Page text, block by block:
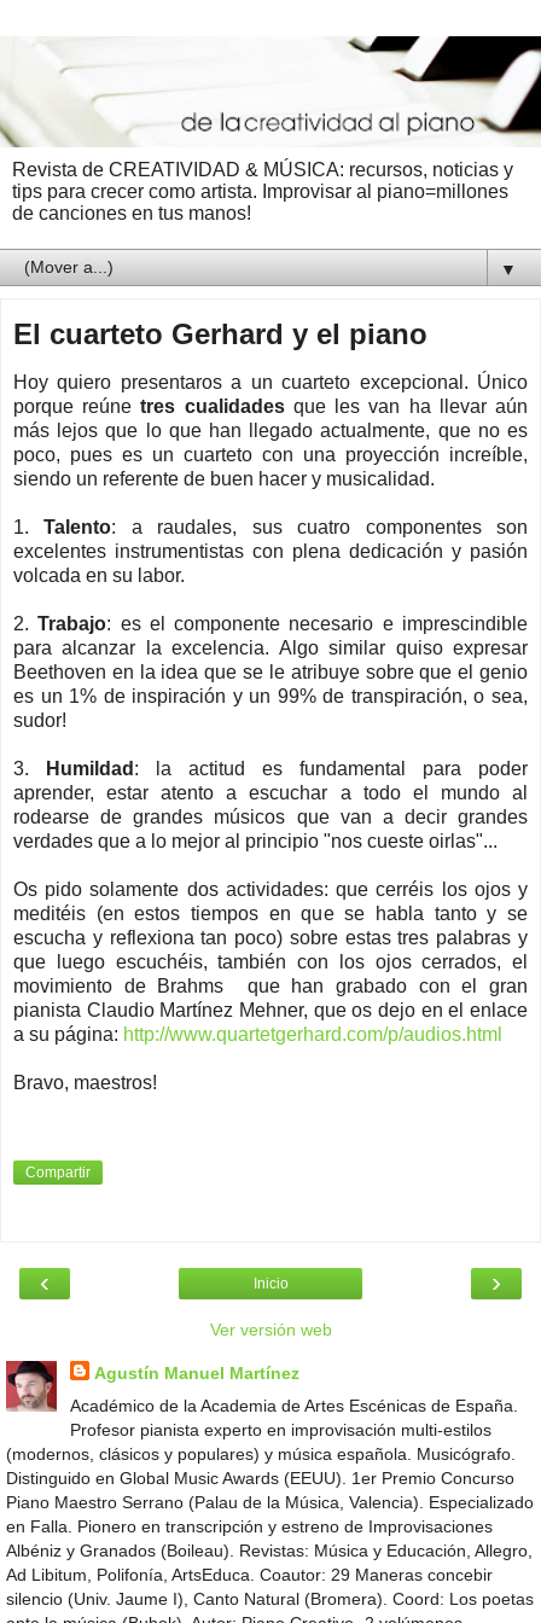
Revista de CREATIVIDAD & MÚSICA: recursos, noticias y
tips para crecer como artista. Improvisar al piano=millones
de canciones en tus manos!
▼
El cuarteto Gerhard y el piano
Hoy quiero presentaros a un cuarteto excepcional. Único
porque reúnetres cualidades que les van ha llevar aún
más lejos que lo que han llegado actualmente, que no es
poco, pues es un cuarteto con una proyección increíble,
siendo un referente de buen hacer y musicalidad.
1.Talento: a raudales, sus cuatro componentes son
excelentes instrumentistas con plena dedicación y pasión
volcada en su labor.
2. Trabajo: es el componente necesario e imprescindible
para alcanzar la excelencia. Algo similar quiso expresar
Beethoven en la idea que se le atribuye sobre que el genio
es un 1% de inspiración y un 99% de transpiración, o sea,
sudor!
3. Humildad : la actitud es fundamental para poder
aprender, estar atento a escuchar a todo el mundo al
rodearse de grandes músicos que van a decir grandes
verdades que a lo mejor al principio "nos cueste oirlas"...
Os pido solamente dos actividades: que cerréis los ojos y
meditéis (en estos tiempos en que se habla tanto y se
escucha y reflexiona tan poco) sobre estas tres palabras y
que luego escuchéis, también con los ojos cerrados, el
movimiento de Brahms que han grabado con el gran
pianista Claudio Martínez Mehner, que os dejo en el enlace
a su página: http://www.quartetgerhard.com/p/audios.html
Bravo, maestros!
Compartir
‹ ›
Inicio
Ver versión web
Agustín Manuel Martínez
Académico de la Academia de Artes Escénicas de España.
Profesor pianista experto en improvisación multi-estilos
(modernos, clásicos y populares) y música española. Musicógrafo.
Distinguido en Global Music Awards (EEUU). 1er Premio Concurso
Piano Maestro Serrano (Palau de la Música, Valencia). Especializado
en Falla. Pionero en transcripción y estreno de Improvisaciones
Albéniz y Granados (Boileau). Revistas: Música y Educación, Allegro,
Ad Libitum, Polifonía, ArtsEduca. Coautor: 29 Maneras concebir
silencio (Univ. Jaume I), Canto Natural (Bromera). Coord: Los poetas